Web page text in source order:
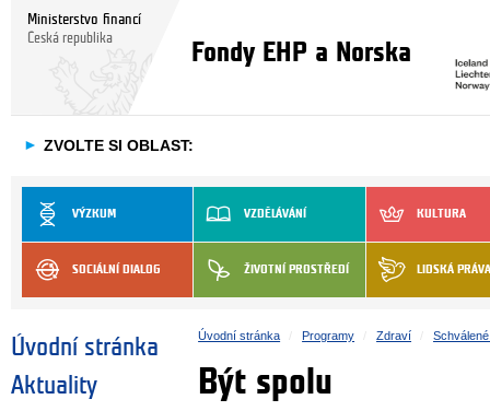
Ministerstvo financí
Česká republika
Fondy EHP a Norska
► ZVOLTE SI OBLAST:
VÝZKUM VZDĚLÁVÁNÍ KULTURA
SOCIÁLNÍ DIALOG ŽIVOTNÍ PROSTŘEDÍ LIDSKÁ PRÁVA
Úvodní stránka
Aktuality
Úvodní stránka Programy Zdraví
Být spolu